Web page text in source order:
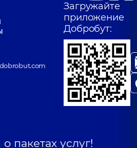
Загружайте
приложение
Добробут:
пакетах услуг!